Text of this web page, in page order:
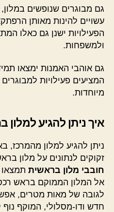
גם מבוגרים שנופשים
עשויים להינות מאותן
הפעילויות ישנן גם כאלו
ולמשפחות.
גם אוהבי האמנות ימצאו
המציעים פעילויות
מיוחדות.
איך ניתן להגיע למלון
ניתן להגיע למלון מהמרכז,
זקוקים לנתונים על מלון
חובבי מלון בראשית
אל המלון הממוקם בראש
לגובה של מאות מטרים,
חדש ודו-מסלולי, המוקף